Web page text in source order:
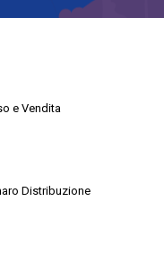
e Vendita
Distribuzione